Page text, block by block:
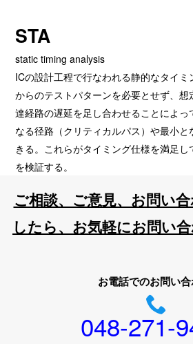
STA
static timing analysis
ICの設計工程で行なわれる静的なタイ
からのテストパターンを必要とせず、
達経路の遅延を足し合わせることによっ
なる径路（クリティカルパス）や最小
きる。これらがタイミング仕様を満足
を検証する。
ご相談、ご意見、お問い
したら、お気軽にお問い
お電話でのお問い
048-271-